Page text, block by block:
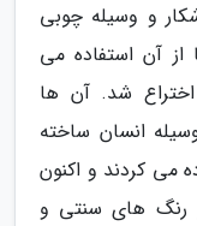
و وسیله چوبی
از آن استفاده می
سال پیش اختراع شد. آن ها
انسان ساخته
می کردند و اکنون
رنگ های سنتی و